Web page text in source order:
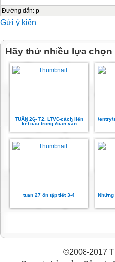
Đường dẫn: p
Gửi ý kiến
Hãy thử nhiều lựa chọn
TUẦN 26- T2. LTVC-cách liên
kết câu trong đoạn văn
/entry/
tuan 27 ôn tập tiết 3-4 Những
©2008-2017